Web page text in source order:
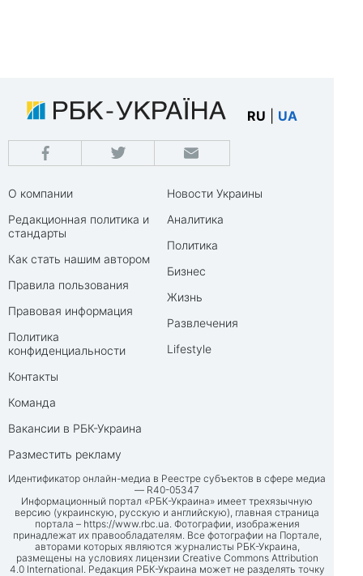
RU UA
О компании
Редакционная политика и
стандарты
Как стать нашим автором
Правила пользования
Правовая информация
Политика
конфиденциальности
Контакты
Команда
Вакансии в РБК-Украина
Разместить рекламу
Новости Украины
Аналитика
Политика
Бизнес
Жизнь
Развлечения
Lifestyle
Идентификатор онлайн-медиа в Реестре субъектов в сфере медиа
— R40-05347
Информационный портал «РБК-Украина» имеет трехязычную
версию (украинскую, русскую и английскую), главная страница
портала – https://www.rbc.ua. Фотографии, изображения
принадлежат их правообладателям. Все фотографии на Портале,
авторами которых являются журналисты РБК-Украина,
размещены на условиях лицензии Creative Commons Attribution
4.0 International. Редакция РБК-Украина может не разделять точку